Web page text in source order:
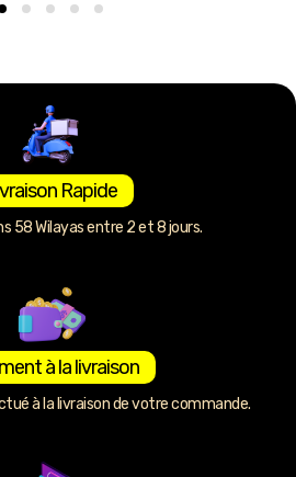
Rapide
58 Wilayas entre 2 et 8 jours.
à la livraison
à la livraison de votre commande.